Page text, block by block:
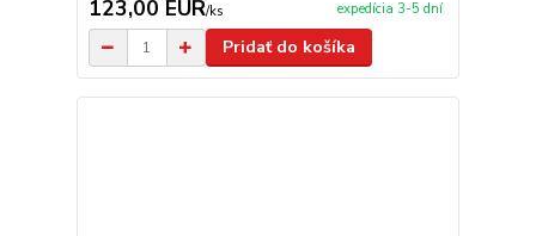
123,00 EUR/ks expedícia 3-5 dní
Pridať do košíka